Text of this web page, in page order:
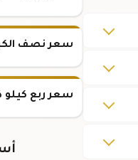
سعر نصف
سعر ربع كيلو